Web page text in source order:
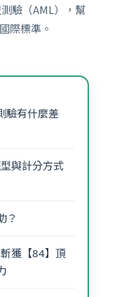
驗（AML），幫
際標準。
驗有什麼差
與計分方式
？
獲【84】頂